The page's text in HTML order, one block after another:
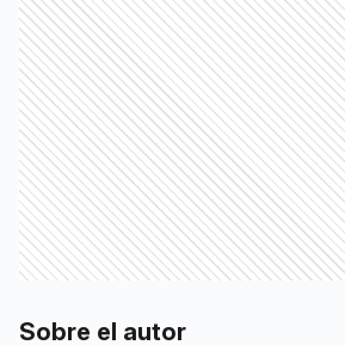
Sobre el autor